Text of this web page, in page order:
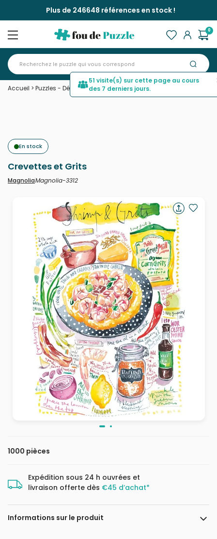
Plus de 246648 références en stock !
0
Accueil > Puzzles - Déco et Objets >Crevettes et Grits
En stock
Crevettes et Grits
MagnoliaMagnolia-3312
1000 pièces
Expédition sous 24 h ouvrées et
livraison offerte dès €45 d’achat*
Informations sur le produit
51 visite(s) sur cette page au cours
des 7 derniers jours.